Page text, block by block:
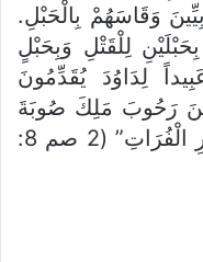
وَقَاسَهُمْ بِالْحَبْلِ.
لِلْقَتْلِ وَبِحَبْلٍ
لِدَاوُدَ يُقَدِّمُونَ
رَحُوبَ مَلِكَ صُوبَةَ
حِينَ ذَهَبَ لِيَرُدَّ سُلْطَتَهُ عِنْدَ نَهْرِ الْفُرَاتِ” (2 صم 8: